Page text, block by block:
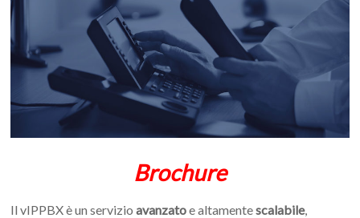
Brochure
Il vIPPBXè un servizioavanzatoe altamentescalabile,